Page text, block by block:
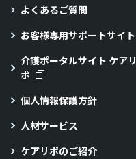
よくあるご質問
お客様専用サポートサイト
介護ポータルサイト ケアリ
ポ
個人情報保護方針
人材サービス
ケアリポのご紹介